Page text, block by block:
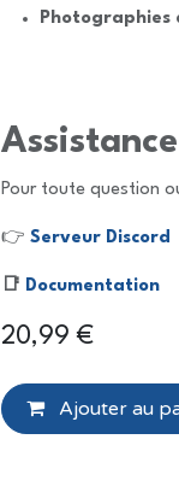
Photographies
Pour toute question
👉 Serveur Discord
📑 Documentation
20,99 €
Ajouter au